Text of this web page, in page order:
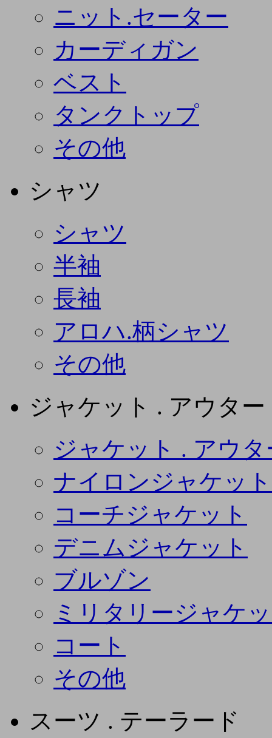
ニット.セーター
カーディガン
ベスト
タンクトップ
その他
シャツ
シャツ
半袖
長袖
アロハ.柄シャツ
その他
ジャケット . アウター
ジャケット . アウタ
ナイロンジャケット
コーチジャケット
デニムジャケット
ブルゾン
ミリタリージャケ
コート
その他
スーツ . テーラード